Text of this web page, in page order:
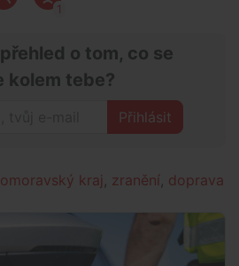
1
o tom, co se
kolem tebe?
Přihlásit
kraj zranění doprava